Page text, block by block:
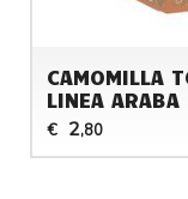
CAMOMILLA
LINEA
€ 2,80